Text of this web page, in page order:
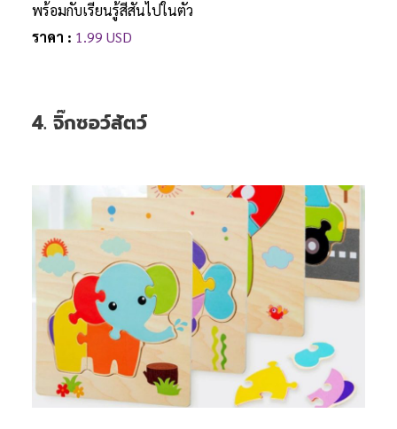
พร้อมกับเรียนรู้สีสันไปในตัว
ราคา : 1.99 USD
4. จิ๊กซอว์สัตว์